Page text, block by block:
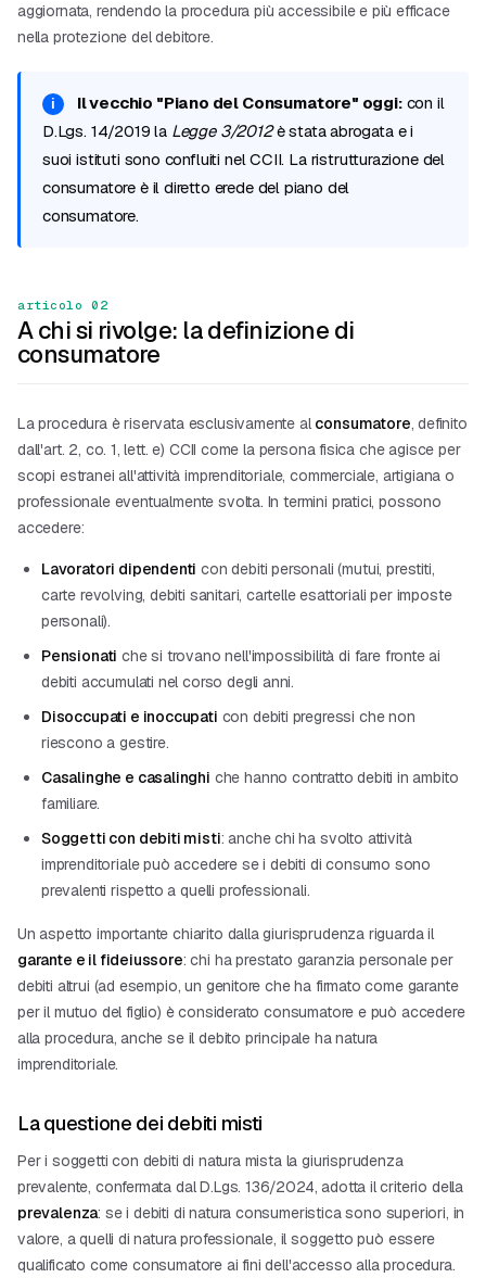
aggiornata, rendendo la procedura più accessibile e più efficace
nella protezione del debitore.
Il vecchio "Piano del Consumatore" oggi:con il
D.Lgs. 14/2019 la Legge 3/2012è stata abrogata e i
suoi istituti sono confluiti nel CCII. La ristrutturazione del
consumatore è il diretto erede del piano del
consumatore.
articolo 02
A chi si rivolge: la definizione di
consumatore
La procedura è riservata esclusivamente alconsumatore, definito
dall'art. 2, co. 1, lett. e) CCII come la persona fisica che agisce per
scopi estranei all'attività imprenditoriale, commerciale, artigiana o
professionale eventualmente svolta. In termini pratici, possono
accedere:
Lavoratori dipendenti con debiti personali (mutui, prestiti,
carte revolving, debiti sanitari, cartelle esattoriali per imposte
personali).
Pensionati che si trovano nell'impossibilità di fare fronte ai
debiti accumulati nel corso degli anni.
Disoccupati e inoccupati con debiti pregressi che non
riescono a gestire.
Casalinghe e casalinghi che hanno contratto debiti in ambito
familiare.
Soggetti con debiti misti: anche chi ha svolto attività
imprenditoriale può accedere se i debiti di consumo sono
prevalenti rispetto a quelli professionali.
Un aspetto importante chiarito dalla giurisprudenza riguarda il
garante e il fideiussore: chi ha prestato garanzia personale per
debiti altrui (ad esempio, un genitore che ha firmato come garante
per il mutuo del figlio) è considerato consumatore e può accedere
alla procedura, anche se il debito principale ha natura
imprenditoriale.
La questione dei debiti misti
Per i soggetti con debiti di natura mista la giurisprudenza
prevalente, confermata dal D.Lgs. 136/2024, adotta il criterio della
prevalenza: se i debiti di natura consumeristica sono superiori, in
valore, a quelli di natura professionale, il soggetto può essere
qualificato come consumatore ai fini dell'accesso alla procedura.